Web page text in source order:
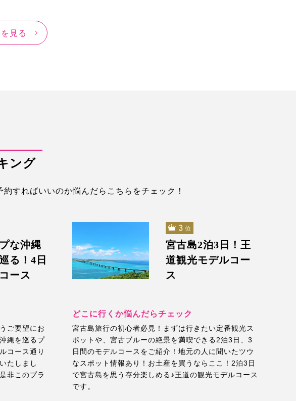
見る
ング
すればいいのか悩んだらこちらをチェック！
な沖縄
る！4日
ース
ご要望にお
縄を巡るプ
コース通り
たしまし
非このプラ
3 位
宮古島2泊3日！王
道観光モデルコー
ス
どこに行くか悩んだらチェック
宮古島旅行の初心者必見！まずは行きたい定番観光ス
ポットや、宮古ブルーの絶景を満喫できる2泊3日、3
日間のモデルコースをご紹介！地元の人に聞いたツウ
なスポット情報あり！お土産を買うならここ！2泊3日
で宮古島を思う存分楽しめる♪王道の観光モデルコース
です。